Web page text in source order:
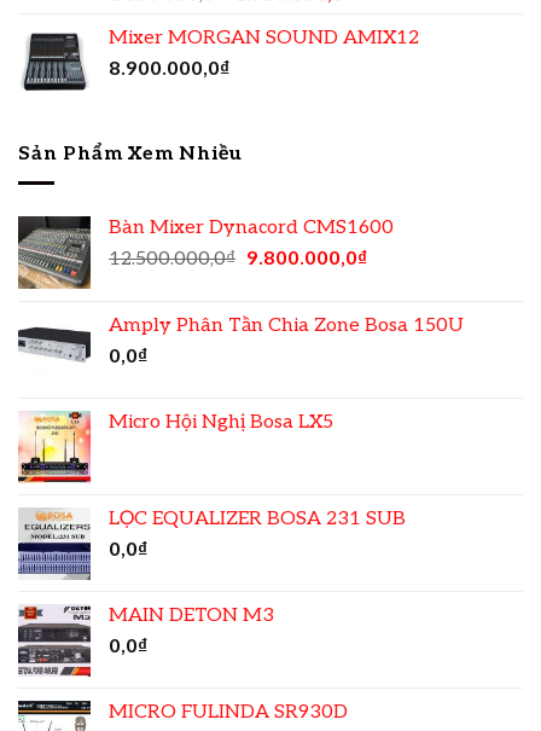
Mixer MORGAN SOUND AMIX12
8.900.000,0₫
Sản Phẩm Xem Nhiều
Bàn Mixer Dynacord CMS1600
12.500.000,0₫ 9.800.000,0₫
Amply Phân Tần Chia Zone Bosa 150U
0,0₫
Micro Hội Nghị Bosa LX5
LỌC EQUALIZER BOSA 231 SUB
0,0₫
MAIN DETON M3
0,0₫
MICRO FULINDA SR930D